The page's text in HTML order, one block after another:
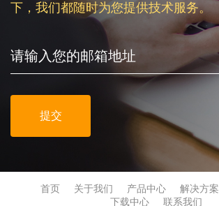
下，我们都随时为您提供技术服务。
提交
首页 关于我们 产品中心 解决方案
下载中心
联系我们